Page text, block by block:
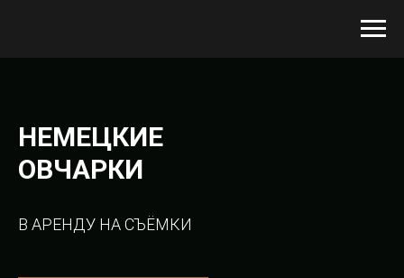
НЕМЕЦКИЕ
ОВЧАРКИ
В АРЕНДУ НА СЪЁМКИ